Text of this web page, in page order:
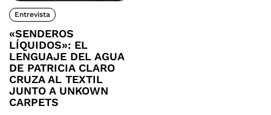
Entrevista
«SENDEROS
LÍQUIDOS»: EL
LENGUAJE DEL AGUA
DE PATRICIA CLARO
CRUZA AL TEXTIL
JUNTO A UNKOWN
CARPETS